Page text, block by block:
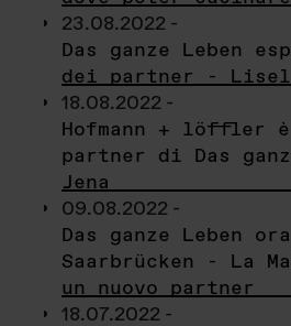
23.08.2022 -
Das ganze Leben
dei partner -
18.08.2022 -
Hofmann + löffler
partner di Das
Jena
09.08.2022 -
Das ganze Leben
Saarbrücken - La
un nuovo partner
18.07.2022 -